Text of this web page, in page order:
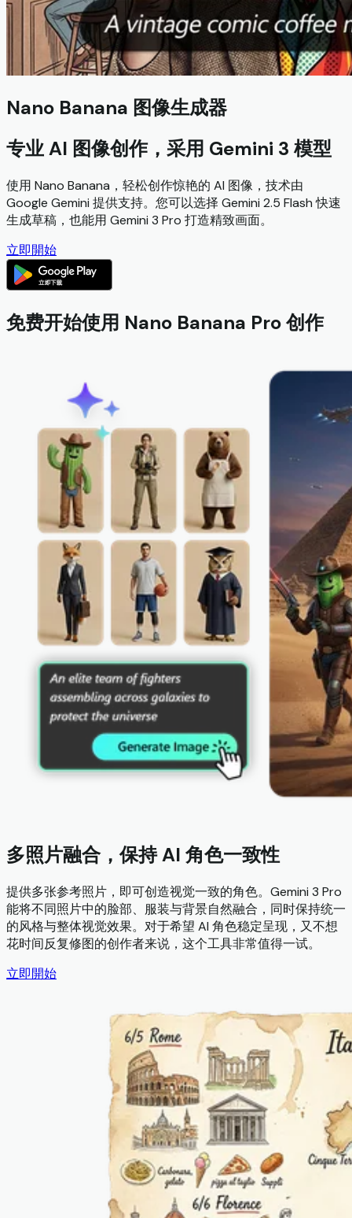
Nano Banana 图像生成器
专业 AI 图像创作，采用 Gemini 3 模型
使用 Nano Banana，轻松创作惊艳的 AI 图像，技术由
Google Gemini 提供支持。您可以选择 Gemini 2.5 Flash 快速
生成草稿，也能用 Gemini 3 Pro 打造精致画面。
立即開始
免费开始使用 Nano Banana Pro 创作
多照片融合，保持 AI 角色一致性
提供多张参考照片，即可创造视觉一致的角色。Gemini 3 Pro
能将不同照片中的脸部、服装与背景自然融合，同时保持统一
的风格与整体视觉效果。对于希望 AI 角色稳定呈现，又不想
花时间反复修图的创作者来说，这个工具非常值得一试。
立即開始